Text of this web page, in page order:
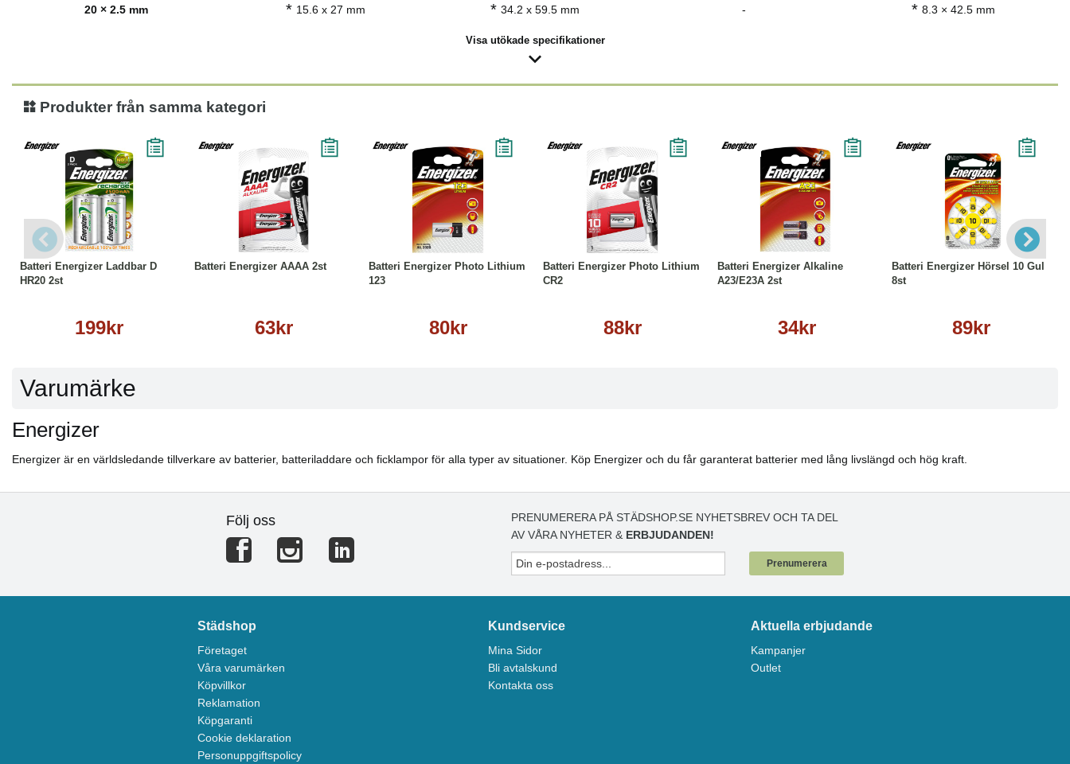
20 × 2.5 mm * 15.6 x 27 mm * 34.2 x 59.5 mm - * 8.3 × 42.5 mm
Visa utökade specifikationer
Produkter från samma kategori
Batteri Energizer Laddbar D
HR20 2st
199kr
Köp Läs mer
Batteri Energizer AAAA 2st
63kr
Köp Läs mer
Batteri Energizer Photo Lithium
123
80kr
Köp Läs mer
Batteri Energizer Photo Lithium
CR2
88kr
Köp Läs mer
Batteri Energizer Alkaline
A23/E23A 2st
34kr
Köp Läs mer
Batteri Energizer Hörsel 10 Gul
8st
89kr
Läs mer
Varumärke
Energizer
Energizer är en världsledande tillverkare av batterier, batteriladdare och ficklampor för alla typer av situationer. Köp Energizer och du får garanterat batterier med lång livslängd och hög kraft.
Följ oss
PRENUMERERA PÅ STÄDSHOP.SE NYHETSBREV OCH TA DEL
AV VÅRA NYHETER & ERBJUDANDEN!
Prenumerera
Städshop
Företaget
Våra varumärken
Köpvillkor
Reklamation
Köpgaranti
Cookie deklaration
Personuppgiftspolicy
Kundservice
Mina Sidor
Bli avtalskund
Kontakta oss
Aktuella erbjudande
Kampanjer
Outlet